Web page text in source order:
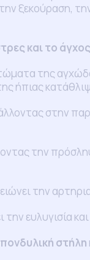
ξεκούραση,
και το άγχος
της
ήπιας
στην
την
την
την ευλυγισία
στήλη